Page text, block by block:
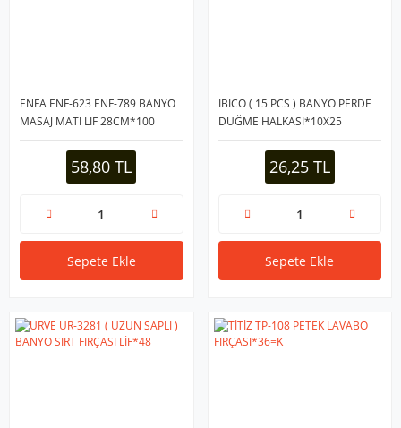
ENFA ENF-623 ENF-789 BANYO
MASAJ MATI LİF 28CM*100
58,80 TL
Sepete Ekle
İBİCO ( 15 PCS ) BANYO PERDE
DÜĞME HALKASI*10X25
26,25 TL
Sepete Ekle